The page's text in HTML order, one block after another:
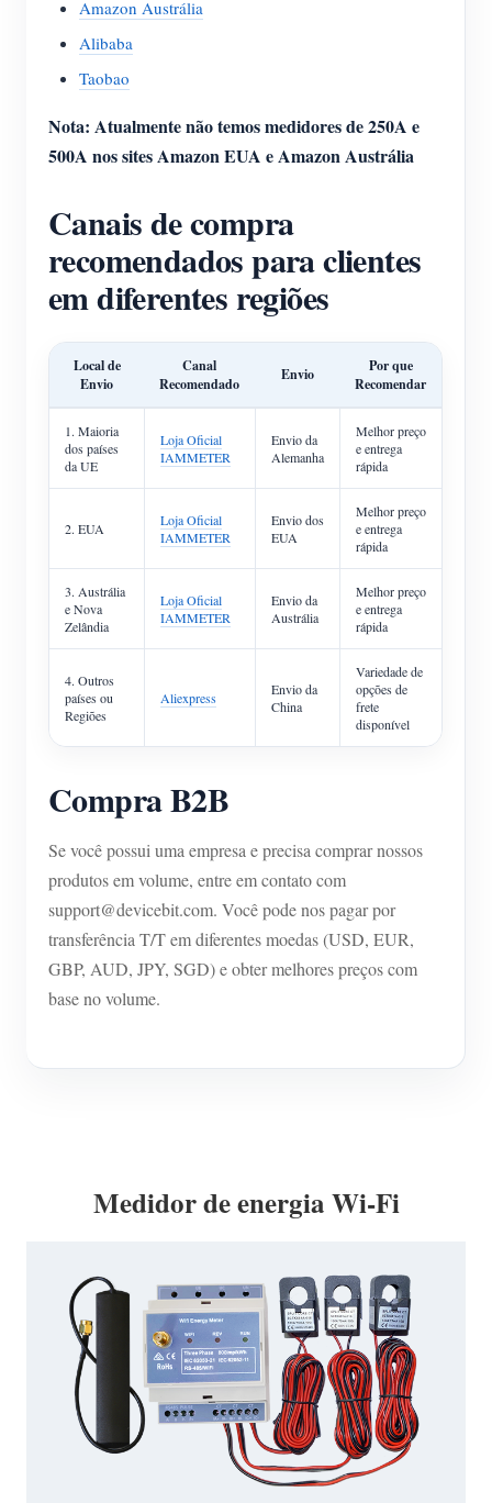
Notícias
Blog
Fórum
Ranking FV
Amazon Austrália
Alibaba
Taobao
Nota: Atualmente não temos medidores de 250A e
500A nos sites Amazon EUA e Amazon Austrália
Canais de compra
recomendados para clientes
em diferentes regiões
Local de
Envio
Canal
Recomendado
Envio
Por que
Recomendar
1. Maioria
dos países
da UE
Loja Oficial
IAMMETER
Envio da
Alemanha
Melhor preço
e entrega
rápida
2. EUA
Loja Oficial
IAMMETER
Envio dos
EUA
Melhor preço
e entrega
rápida
3. Austrália
e Nova
Zelândia
Loja Oficial
IAMMETER
Envio da
Austrália
Melhor preço
e entrega
rápida
4. Outros
países ou
Regiões
Aliexpress
Envio da
China
Variedade de
opções de
frete
disponível
Compra B2B
Se você possui uma empresa e precisa comprar nossos
produtos em volume, entre em contato com
support@devicebit.com. Você pode nos pagar por
transferência T/T em diferentes moedas (USD, EUR,
GBP, AUD, JPY, SGD) e obter melhores preços com
base no volume.
Medidor de energia Wi-Fi